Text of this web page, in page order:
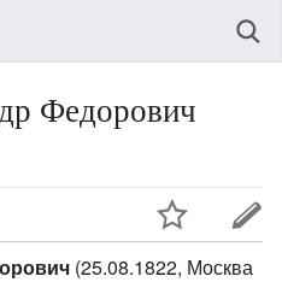
Федорович
(25.08.1822, Москва